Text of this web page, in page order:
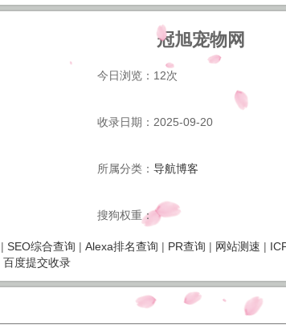
冠旭宠物网
今日浏览：12次
收录日期：2025-09-20
所属分类：导航博客
搜狗权重：
| SEO综合查询 | Alexa排名查询 | PR查询 | 网站测速 |
百度提交收录